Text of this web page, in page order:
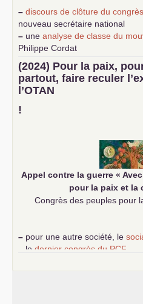
– discours de clôture du
nouveau secrétaire national
– une analyse de classe du
Philippe Cordat
–
un texte de Jean-Claude
science sociale de notre temps
–un appel proposé aux partis
d’Europe
–
(2024) Pour la paix,
partout, faire reculer
l’OTAN
!
Appel contre la guerre «
pour la paix et la
Congrès des peuples pour
– pour une autre société, le
le dernier congrès du PCF